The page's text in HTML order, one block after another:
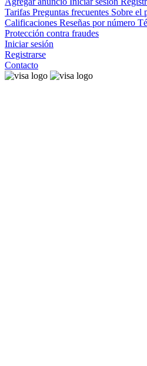
Tarifas Preguntas frecuentes Sobre el
Calificaciones Reseñas por número
Protección contra fraudes
Iniciar sesión
Registrarse
Contacto